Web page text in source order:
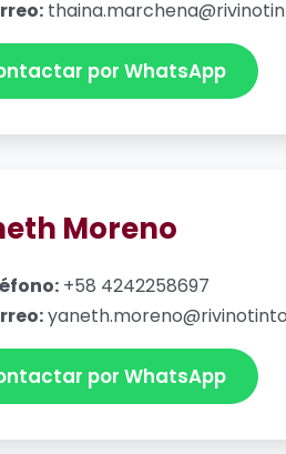
por WhatsApp
Moreno
+58 4242258697
por WhatsApp